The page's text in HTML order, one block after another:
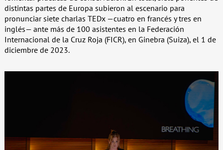
distintas partes de Europa subieron al escenario para
pronunciar siete charlas TEDx —cuatro en francés y tres en
inglés— ante más de 100 asistentes en la Federación
Internacional de la Cruz Roja (FICR), en Ginebra (Suiza), el 1 de
diciembre de 2023.